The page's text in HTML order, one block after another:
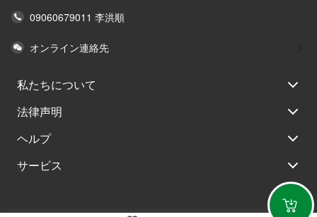
09060679011 李洪順
オンライン連絡先
私たちについて
法律声明
ヘルプ
サービス